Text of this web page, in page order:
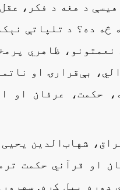
د هغه د فکر،
څه ده؟ د تلپاتې
ظاهري
بې‌قرارۍ او
حکمت، عرفان او
شهاب‌الدین
او قرآني حکمت
دوره پیل کړه.